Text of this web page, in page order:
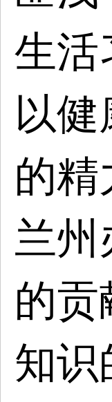
生活
以
的精
兰
的贡
知识